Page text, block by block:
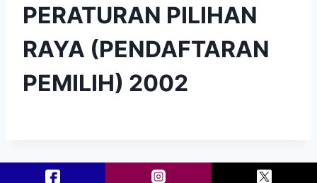
PERATURAN PILIHAN
RAYA (PENDAFTARAN
PEMILIH) 2002